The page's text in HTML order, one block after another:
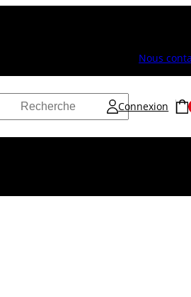
Nous
Connexion